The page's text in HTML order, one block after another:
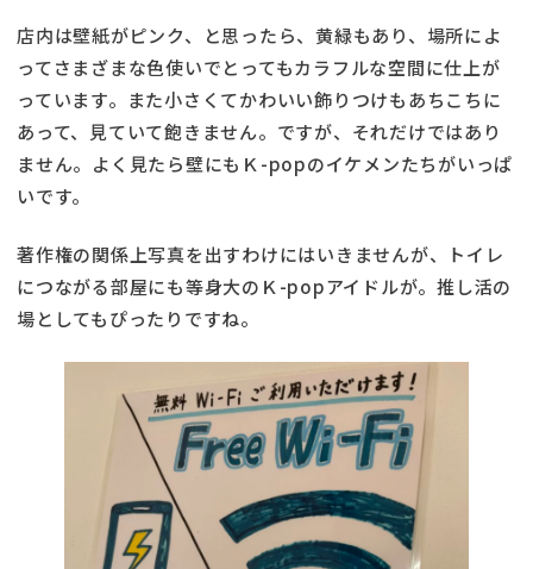
店内は壁紙がピンク、と思ったら、黄緑もあり、場所によ
ってさまざまな色使いでとってもカラフルな空間に仕上が
っています。また小さくてかわいい飾りつけもあちこちに
あって、見ていて飽きません。ですが、それだけではあり
ません。よく見たら壁にもＫ-popのイケメンたちがいっぱ
いです。
著作権の関係上写真を出すわけにはいきませんが、トイレ
につながる部屋にも等身大のＫ-popアイドルが。推し活の
場としてもぴったりですね。